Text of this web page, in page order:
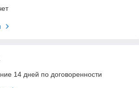
14 дней по договоренности